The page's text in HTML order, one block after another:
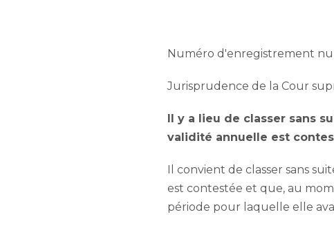
Numéro d'enregistrement
Jurisprudence de la Cour
Il y a lieu de classer sans
validité annuelle est
Il convient de classer sans
est contestée et que, au
période pour laquelle elle